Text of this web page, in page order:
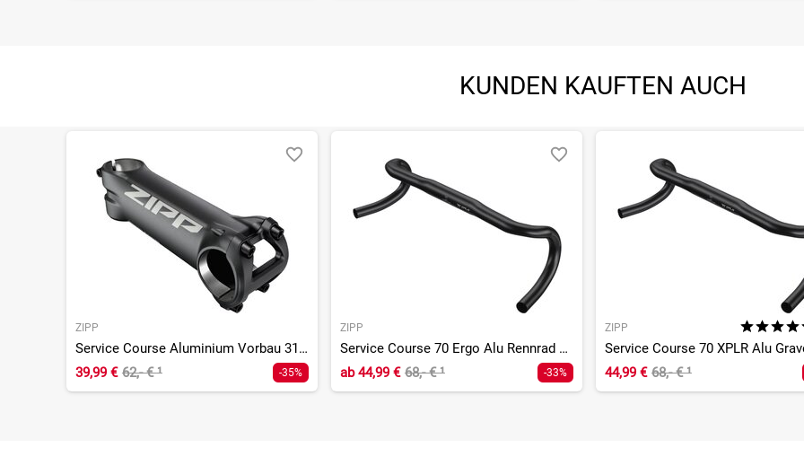
KUNDEN KAUFTEN AUCH
ZIPP
Service Course Aluminium Vorbau 31,8 mm/6°
39,99 € 62,- €¹ -35%
ZIPP
Service Course 70 Ergo Alu Rennrad Lenker - 31,8 mm
ab44,99 € 68,- €¹ -33%
ZIPP
44,99 € 68,- €¹